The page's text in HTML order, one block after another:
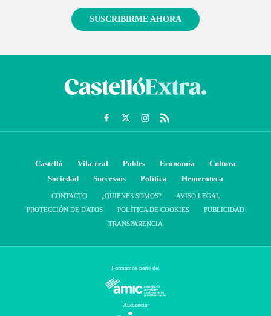
SUSCRIBIRME AHORA
Castelló Vila-real Pobles Economía
Cultura
Sociedad
Successos Política Hemeroteca
CONTACTO ¿QUIENES SOMOS?
AVISO LEGAL
PROTECCIÓN DE DATOS
POLÍTICA DE COOKIES
PUBLICIDAD
TRANSPARENCIA
Formamos parte de:
Audiencia: